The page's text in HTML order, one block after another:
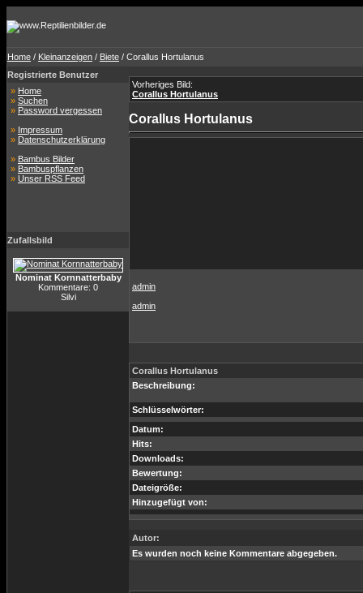
Home / Kleinanzeigen / Biete / Corallus Hortulanus
Registrierte Benutzer
» Home
» Suchen
» Password vergessen
» Impressum
» Datenschutzerklärung
» Bambus Bilder
» Bambuspflanzen
» Unser RSS Feed
Zufallsbild
Nominat Kornnatterbaby
Kommentare: 0
Silvi
Vorheriges Bild:
Corallus Hortulanus
Corallus Hortulanus
admin
admin
Corallus Hortulanus
Beschreibung:
Schlüsselwörter:
Datum:
Hits:
Downloads:
Bewertung:
Dateigröße:
Hinzugefügt von:
Autor:
Es wurden noch keine Kommentare abgegeben.